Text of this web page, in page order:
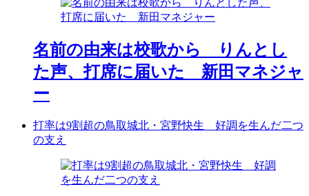
名前の由来は校歌から りんとし
た声、打席に届いた 新田マネジャ
ー
打率は9割超の鳥取城北・宮野快生 好調を生んだ二つ
の支え